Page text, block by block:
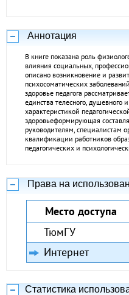
Аннотация
В книге показана роль
влияния социальных,
описано возникновение и
психосоматических
здоровье педагога
единства телесного, душевного
характеристикой
здоровьеформирующая
руководителям, специалистам
квалификации работников
педагогических и
Права на
Место доступа
ТюмГУ
Интернет
Статистика